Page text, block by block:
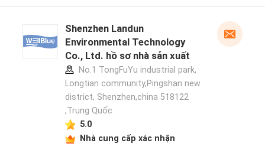
Shenzhen Landun
Environmental Technology
Co., Ltd. hồ sơ nhà sản xuất
No.1 TongFuYu industrial park,
Longtian community,Pingshan new
district, Shenzhen,china 518122
,Trung Quốc
5.0
Nhà cung cấp xác nhận